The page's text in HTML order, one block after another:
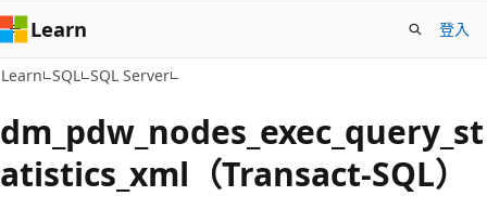
Learn 登入
Learn SQL SQL Server
dm_pdw_nodes_exec_query_st
atistics_xml（Transact-SQL）